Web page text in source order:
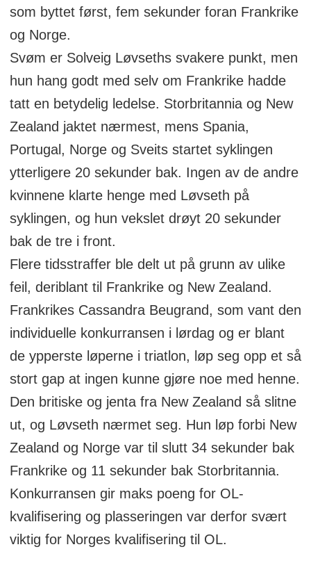
som byttet først, fem sekunder foran Frankrike
og Norge.
Svøm er Solveig Løvseths svakere punkt, men
hun hang godt med selv om Frankrike hadde
tatt en betydelig ledelse. Storbritannia og New
Zealand jaktet nærmest, mens Spania,
Portugal, Norge og Sveits startet syklingen
ytterligere 20 sekunder bak. Ingen av de andre
kvinnene klarte henge med Løvseth på
syklingen, og hun vekslet drøyt 20 sekunder
bak de tre i front.
Flere tidsstraffer ble delt ut på grunn av ulike
feil, deriblant til Frankrike og New Zealand.
Frankrikes Cassandra Beugrand, som vant den
individuelle konkurransen i lørdag og er blant
de ypperste løperne i triatlon, løp seg opp et så
stort gap at ingen kunne gjøre noe med henne.
Den britiske og jenta fra New Zealand så slitne
ut, og Løvseth nærmet seg. Hun løp forbi New
Zealand og Norge var til slutt 34 sekunder bak
Frankrike og 11 sekunder bak Storbritannia.
Konkurransen gir maks poeng for OL-
kvalifisering og plasseringen var derfor svært
viktig for Norges kvalifisering til OL.